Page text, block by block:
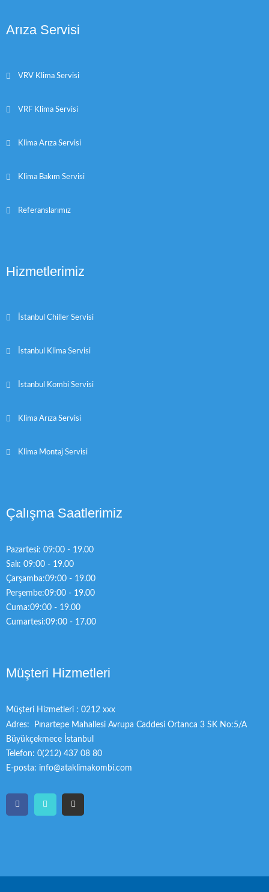
Arıza Servisi
VRV Klima Servisi
VRF Klima Servisi
Klima Arıza Servisi
Klima Bakım Servisi
Referanslarımız
Hizmetlerimiz
İstanbul Chiller Servisi
İstanbul Klima Servisi
İstanbul Kombi Servisi
Klima Arıza Servisi
Klima Montaj Servisi
Çalışma Saatlerimiz
Pazartesi: 09:00 - 19.00
Salı: 09:00 - 19.00
Çarşamba:09:00 - 19.00
Perşembe:09:00 - 19.00
Cuma:09:00 - 19.00
Cumartesi:09:00 - 17.00
Müşteri Hizmetleri
Müşteri Hizmetleri : 0212 xxx
Adres: Pınartepe Mahallesi Avrupa Caddesi Ortanca 3 SK No:5/A
Büyükçekmece İstanbul
Telefon: 0(212) 437 08 80
E-posta: info@ataklimakombi.com